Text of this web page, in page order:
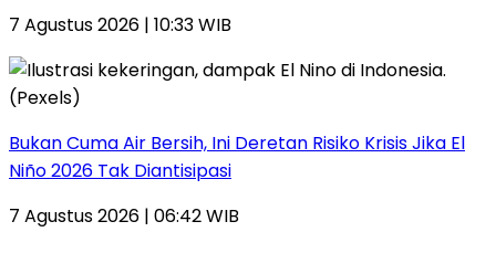
7 Agustus 2026 | 10:33 WIB
Bukan Cuma Air Bersih, Ini Deretan Risiko Krisis Jika El
Niño 2026 Tak Diantisipasi
7 Agustus 2026 | 06:42 WIB